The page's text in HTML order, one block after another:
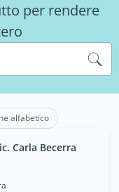
per rendere
alfabetico
Carla Becerra